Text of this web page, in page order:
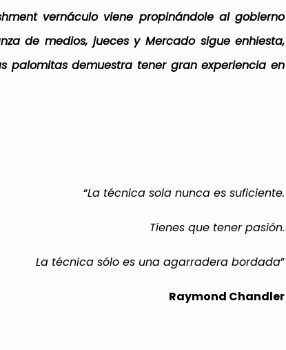
vernáculo viene propinándole al gobierno
de medios, jueces y Mercado sigue enhiesta,
demuestra tener gran experiencia en
“La técnica sola nunca es suficiente.
Tienes que tener pasión.
La técnica sólo es una agarradera bordada”
Raymond Chandler